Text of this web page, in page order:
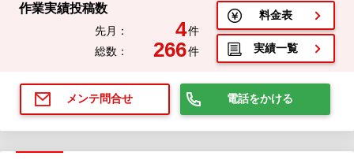
作業実績投稿数
先月： 4件
総数：
266件
料金表
実績一覧
メンテ問合せ 電話をかける